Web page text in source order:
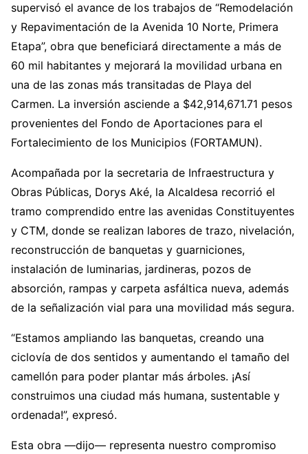
supervisó el avance de los trabajos de “Remodelación
y Repavimentación de la Avenida 10 Norte, Primera
Etapa”, obra que beneficiará directamente a más de
60 mil habitantes y mejorará la movilidad urbana en
una de las zonas más transitadas de Playa del
Carmen. La inversión asciende a $42,914,671.71 pesos
provenientes del Fondo de Aportaciones para el
Fortalecimiento de los Municipios (FORTAMUN).
Acompañada por la secretaria de Infraestructura y
Obras Públicas, Dorys Aké, la Alcaldesa recorrió el
tramo comprendido entre las avenidas Constituyentes
y CTM, donde se realizan labores de trazo, nivelación,
reconstrucción de banquetas y guarniciones,
instalación de luminarias, jardineras, pozos de
absorción, rampas y carpeta asfáltica nueva, además
de la señalización vial para una movilidad más segura.
“Estamos ampliando las banquetas, creando una
ciclovía de dos sentidos y aumentando el tamaño del
camellón para poder plantar más árboles. ¡Así
construimos una ciudad más humana, sustentable y
ordenada!”, expresó.
Esta obra —dijo— representa nuestro compromiso